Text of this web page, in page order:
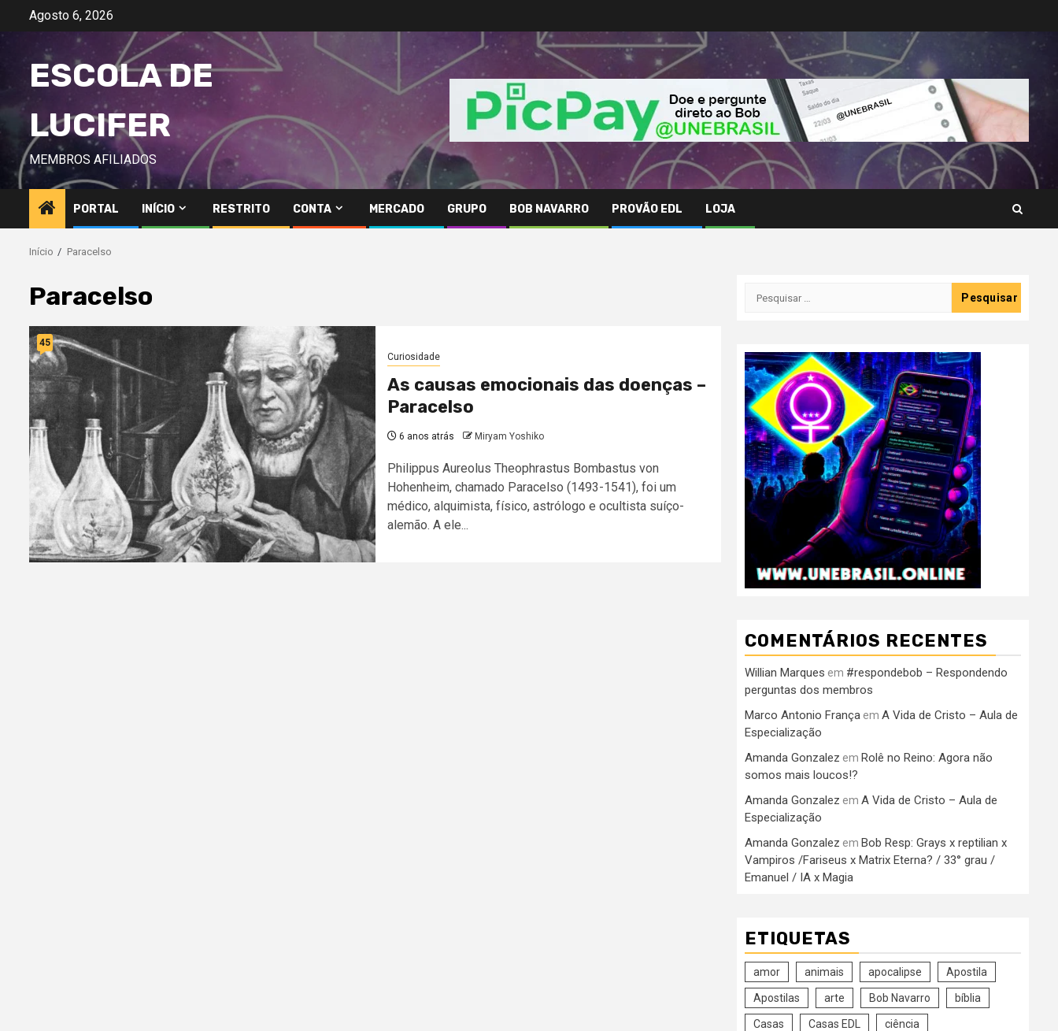
Avançar
conteúdo
Agosto 6, 2026
ESCOLA DE
LUCIFER
MEMBROS AFILIADOS
PORTAL INÍCIO RESTRITO CONTA MERCADO GRUPO BOB NAVARRO PROVÃO EDL LOJA
Início Paracelso
Paracelso
45
Curiosidade
As causas emocionais das doenças –
Paracelso
6 anos atrás Miryam Yoshiko
Philippus Aureolus Theophrastus Bombastus von
Hohenheim, chamado Paracelso (1493-1541), foi um
médico, alquimista, físico, astrólogo e ocultista suíço-
alemão. A ele...
Pesquisar
COMENTÁRIOS RECENTES
Willian Marques em #respondebob – Respondendo
perguntas dos membros
Marco Antonio França em A Vida de Cristo – Aula de
Especialização
Amanda Gonzalez em Rolê no Reino: Agora não
somos mais loucos!?
Amanda Gonzalez em A Vida de Cristo – Aula de
Especialização
Amanda Gonzalez em Bob Resp: Grays x reptilian x
Vampiros /Fariseus x Matrix Eterna? / 33° grau /
Emanuel / IA x Magia
ETIQUETAS
amor animais apocalipse Apostila
Apostilas arte Bob Navarro bíblia
Casas Casas EDL ciência